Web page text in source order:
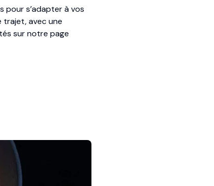
pour s’adapter à vos
trajet, avec une
sur notre page